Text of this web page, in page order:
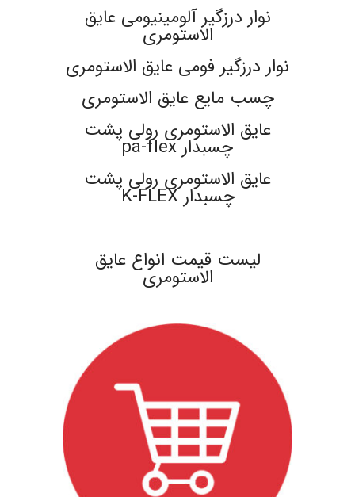
نوار درزگیر آلومینیومی عایق
الاستومری
نوار درزگیر فومی عایق الاستومری
چسب مایع عایق الاستومری
عایق الاستومری رولی پشت
چسبدار pa-flex
عایق الاستومری رولی پشت
چسبدار K-FLEX
لیست قیمت انواع عایق
الاستومری